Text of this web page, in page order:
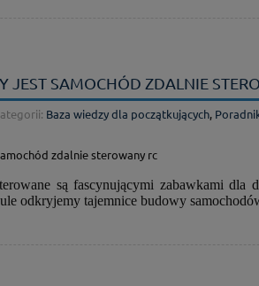
JEST SAMOCHÓD ZDALNIE
Baza wiedzy dla początkujących,
są fascynującymi zabawkami
odkryjemy tajemnice budowy